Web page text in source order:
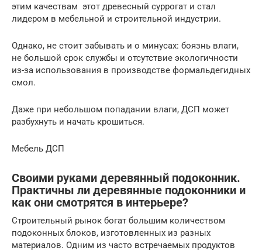
этим качествам этот древесный суррогат и стал
лидером в мебельной и строительной индустрии.
Однако, не стоит забывать и о минусах: боязнь влаги,
не большой срок службы и отсутствие экологичности
из-за использования в производстве формальдегидных
смол.
Даже при небольшом попадании влаги, ДСП может
разбухнуть и начать крошиться.
Мебель ДСП
Своими руками деревянный подоконник.
Практичны ли деревянные подоконники и
как они смотрятся в интерьере?
Строительный рынок богат большим количеством
подоконных блоков, изготовленных из разных
материалов. Одним из часто встречаемых продуктов